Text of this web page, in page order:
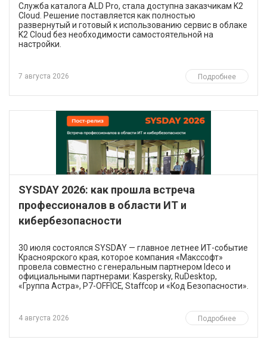
Служба каталога ALD Pro, стала доступна заказчикам K2
Cloud. Решение поставляется как полностью
развернутый и готовый к использованию сервис в облаке
K2 Cloud без необходимости самостоятельной на
настройки.
7 августа 2026 Подробнее
SYSDAY 2026: как прошла встреча
профессионалов в области ИТ и
кибербезопасности
30 июля состоялся SYSDAY — главное летнее ИТ-событие
Красноярского края, которое компания «Макссофт»
провела совместно с генеральным партнером Ideco и
официальными партнерами: Kaspersky, RuDesktop,
«Группа Астра», Р7-OFFICE, Staffcop и «Код Безопасности».
4 августа 2026 Подробнее